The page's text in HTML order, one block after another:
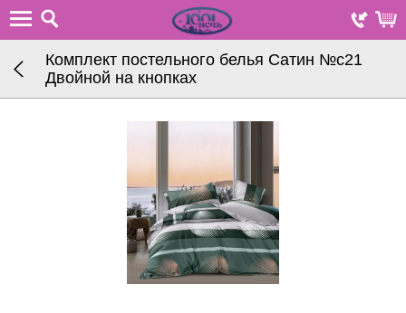
Комплект постельного белья Сатин №с21
Двойной на кнопках